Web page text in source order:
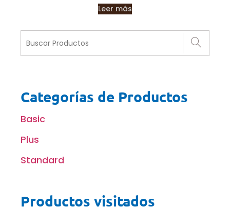
Leer más
Categorías de Productos
Basic
Plus
Standard
Productos visitados